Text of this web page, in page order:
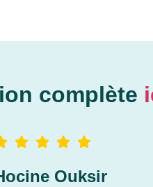
complète
Ouksir